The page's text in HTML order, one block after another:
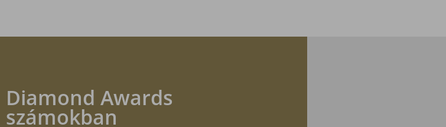
Diamond Awards
számokban